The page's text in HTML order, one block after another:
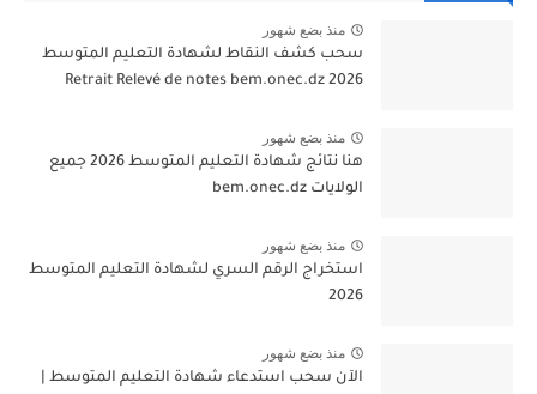
منذ بضع شهور
سحب كشف النقاط لشهادة التعليم المتوسط
2026 Retrait Relevé de notes bem.onec.dz
منذ بضع شهور
هنا نتائج شهادة التعليم المتوسط 2026 جميع
الولايات bem.onec.dz
منذ بضع شهور
استخراج الرقم السري لشهادة التعليم المتوسط
2026
منذ بضع شهور
الآن سحب استدعاء شهادة التعليم المتوسط |